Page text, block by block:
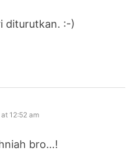
diturutkan. :-)
12:52 am
bro…!